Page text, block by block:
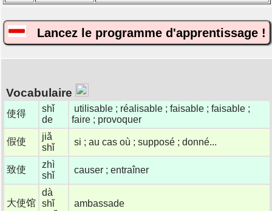
Lancez le programme d'apprentissage !
Vocabulaire
使得
shǐ
de
utilisable ; réalisable ; faisable ; faisable ;
faire ; provoquer
假使
jiǎ
shǐ
si ; au cas où ; supposé ; donné...
致使
zhì
shǐ
causer ; entraîner
大使馆
dà
shǐ
ambassade